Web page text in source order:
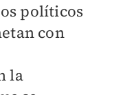
políticos
con
la